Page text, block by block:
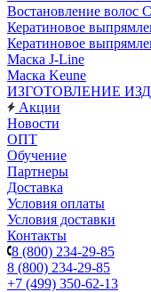
Востановление волос
Кератиновое
Кератиновое
Маска J-Line
Маска Keune
ИЗГОТОВЛЕНИЕ
Акции
Новости
ОПТ
Обучение
Партнеры
Доставка
Условия оплаты
Условия доставки
Контакты
8 (800) 234-29-85
8 (800) 234-29-85
+7 (499) 350-62-13